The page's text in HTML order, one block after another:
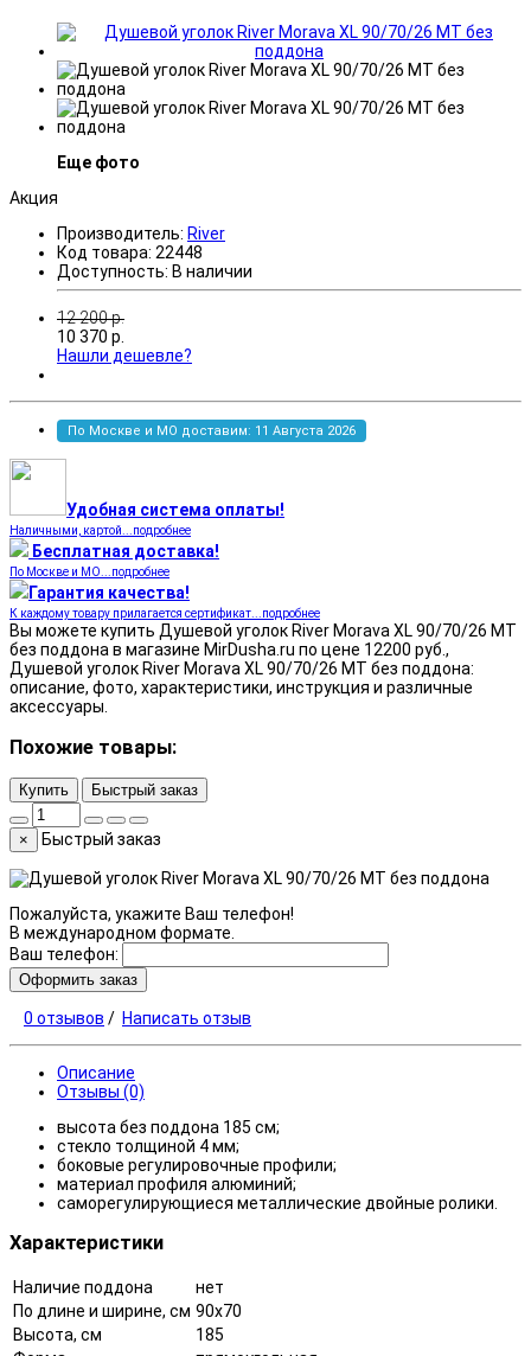
Еще фото
Акция
Производитель: River
Код товара: 22448
Доступность: В наличии
12 200р.
10 370 р.
Нашли дешевле?
По Москве и МО доставим: 11 Августа 2026
Удобная система оплаты!
Наличными, картой...подробнее
Бесплатная доставка!
По Москве и МО...подробнее
Гарантия качества!
К каждому товару прилагается сертификат...подробнее
Вы можете купить Душевой уголок River Morava XL 90/70/26 МТ
без поддона в магазине MirDusha.ru по цене 12200 руб.,
Душевой уголок River Morava XL 90/70/26 МТ без поддона:
описание, фото, характеристики, инструкция и различные
аксессуары.
Похожие товары:
Купить Быстрый заказ
× Быстрый заказ
Пожалуйста, укажите Ваш телефон!
В международном формате.
Ваш телефон:
Оформить заказ
0 отзывов / Написать отзыв
Описание
Отзывы (0)
высота без поддона 185 см;
стекло толщиной 4 мм;
боковые регулировочные профили;
материал профиля алюминий;
саморегулирующиеся металлические двойные ролики.
Характеристики
Наличие поддона
нет
По длине и ширине, см 90x70
Высота, см
185